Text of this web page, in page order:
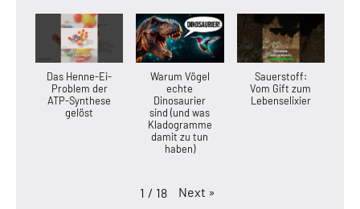
Das Henne-Ei-
Problem der
ATP-Synthese
gelöst
Warum Vögel
echte
Dinosaurier
sind (und was
Kladogramme
damit zu tun
haben)
Sauerstoff:
Vom Gift zum
Lebenselixier
1 / 18 Next »